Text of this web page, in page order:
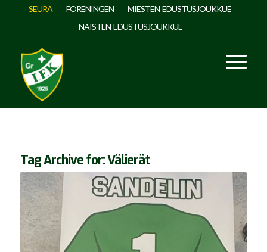
SEURA FÖRENINGEN
MIESTEN EDUSTUSJOUKKUE
NAISTEN EDUSTUSJOUKKUE
Tag Archive for:Välierät